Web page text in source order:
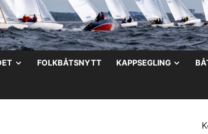
VISAFOLKBÅTSNYTT KAPPSEGLING VISA